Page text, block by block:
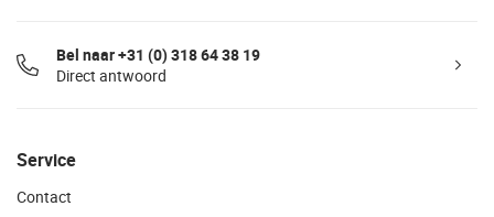
Bel naar +31 (0) 318 64 38 19
Direct antwoord
Service
Contact